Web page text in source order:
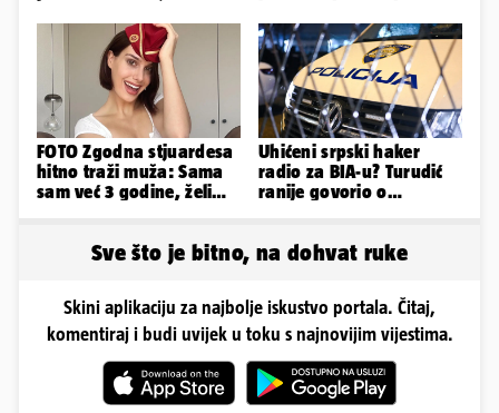
'zaboli'
FOTO Zgodna stjuardesa
hitno traži muža: Sama
sam već 3 godine, želim
Uhićeni srpski haker
radio za BIA-u? Turudić
ranije govorio o
Sve što je bitno, na dohvat ruke
Skini aplikaciju za najbolje iskustvo portala. Čitaj,
komentiraj i budi uvijek u toku s najnovijim vijestima.